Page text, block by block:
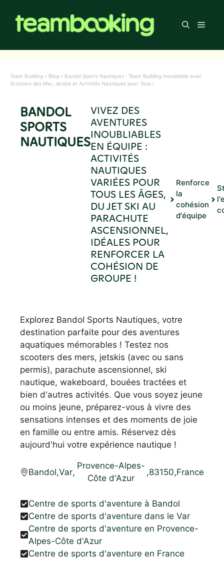
contenu
Menu
Team Building » Blog » Bandol Sports Nautiques : Team Building Inoubliable avec
Scooters des Mer, Jetskis et Activités Nautiques pour Tous !
BANDOL
SPORTS
NAUTIQUES
VIVEZ DES
AVENTURES
INOUBLIABLES
EN ÉQUIPE :
ACTIVITÉS
NAUTIQUES
VARIÉES POUR
TOUS LES ÂGES,
DU JET SKI AU
PARACHUTE
ASCENSIONNEL,
IDÉALES POUR
RENFORCER LA
COHÉSION DE
GROUPE !
Renforce
la
cohésion
d'équipe
Explorez Bandol Sports Nautiques, votre
destination parfaite pour des aventures
aquatiques mémorables ! Testez nos
scooters des mers, jetskis (avec ou sans
permis), parachute ascensionnel, ski
nautique, wakeboard, bouées tractées et
bien d'autres activités. Que vous soyez jeune
ou moins jeune, préparez-vous à vivre des
sensations intenses et des moments de joie
en famille ou entre amis. Réservez dès
aujourd'hui votre expérience nautique !
Bandol,Var,
Provence-Alpes-
Côte d'Azur
,83150,France
Centre de sports d'aventure à Bandol
Centre de sports d'aventure dans le Var
Centre de sports d'aventure en Provence-
Alpes-Côte d'Azur
Centre de sports d'aventure en France